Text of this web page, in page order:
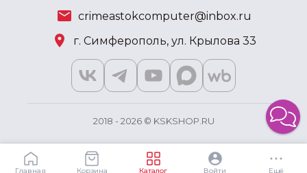
Главная Корзина Каталог Войти Ещё
crimeastokcomputer@inbox.ru
г. Симферополь, ул. Крылова 33
2018 - 2026 © KSKSHOP.RU